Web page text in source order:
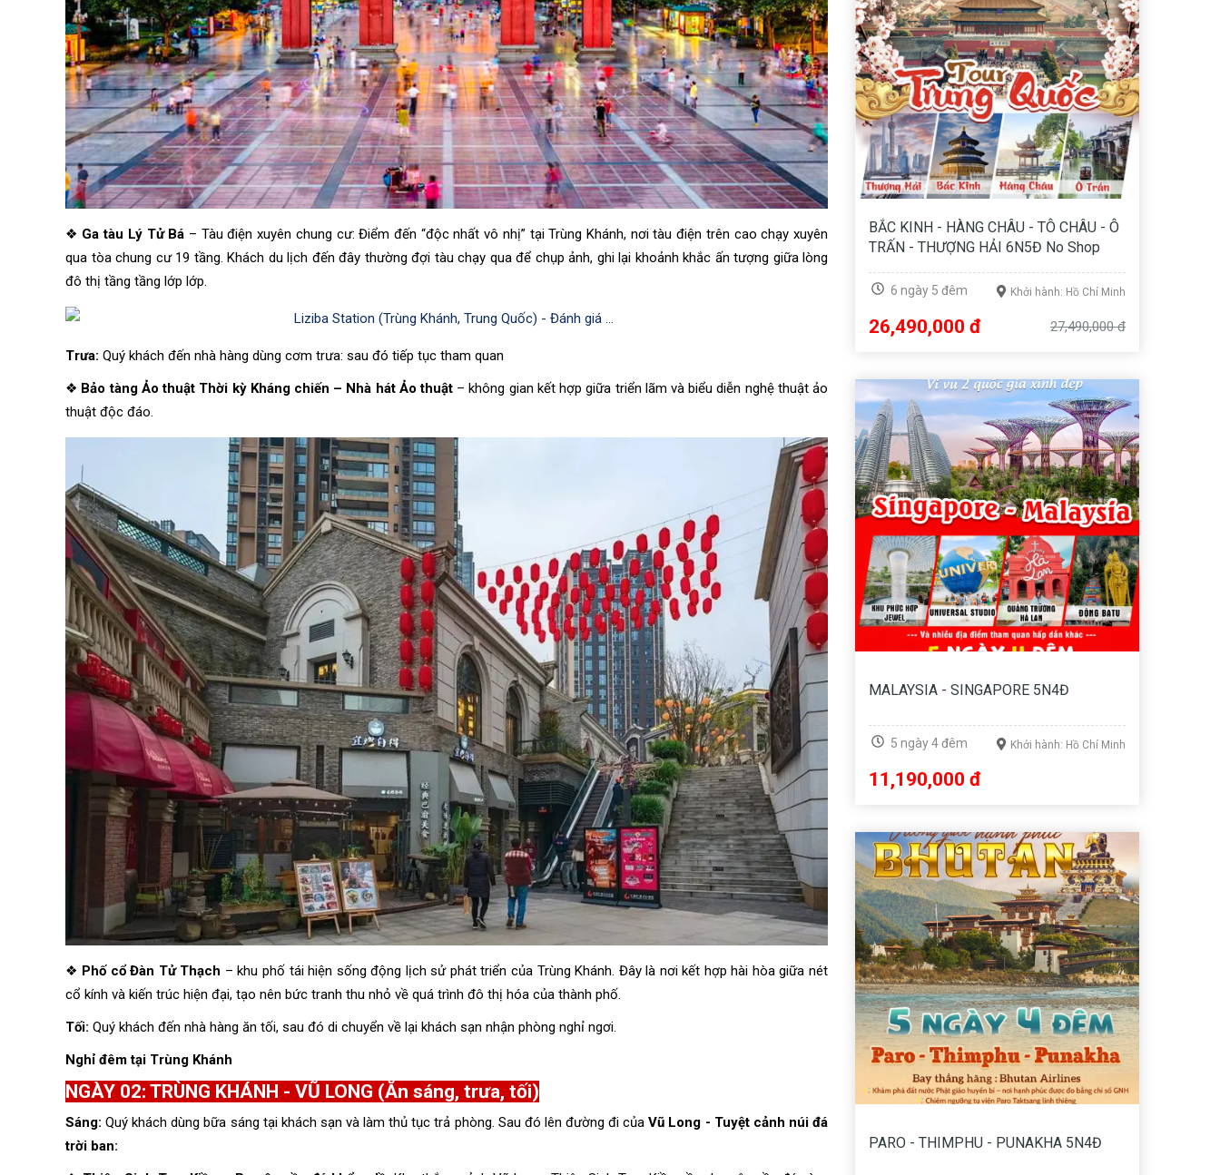
❖ Ga tàu Lý Tử Bá – Tàu điện xuyên chung cư: Điểm đến “độc nhất vô nhị” tại Trùng Khánh, nơi tàu điện trên cao chạy xuyên
qua tòa chung cư 19 tầng. Khách du lịch đến đây thường đợi tàu chạy qua để chụp ảnh, ghi lại khoảnh khắc ấn tượng giữa lòng
đô thị tầng tầng lớp lớp.
Trưa: Quý khách đến nhà hàng dùng cơm trưa: sau đó tiếp tục tham quan
❖ Bảo tàng Ảo thuật Thời kỳ Kháng chiến – Nhà hát Ảo thuật – không gian kết hợp giữa triển lãm và biểu diễn nghệ thuật ảo
thuật độc đáo.
❖ Phố cổ Đàn Tử Thạch – khu phố tái hiện sống động lịch sử phát triển của Trùng Khánh. Đây là nơi kết hợp hài hòa giữa nét
cổ kính và kiến trúc hiện đại, tạo nên bức tranh thu nhỏ về quá trình đô thị hóa của thành phố.
Tối: Quý khách đến nhà hàng ăn tối, sau đó di chuyển về lại khách sạn nhận phòng nghỉ ngơi.
Nghỉ đêm tại Trùng Khánh
NGÀY 02: TRÙNG KHÁNH - VŨ LONG (Ăn sáng, trưa, tối)
Sáng: Quý khách dùng bữa sáng tại khách sạn và làm thủ tục trả phòng. Sau đó lên đường đi củaVũ Long - Tuyệt cảnh núi đá
trời ban:
BẮC KINH - HÀNG CHÂU - TÔ CHÂU - Ô
TRẤN - THƯỢNG HẢI 6N5Đ No Shop
6 ngày 5 đêm Khởi hành: Hồ Chí Minh
26,490,000 đ 27,490,000 đ
MALAYSIA - SINGAPORE 5N4Đ
5 ngày 4 đêm Khởi hành: Hồ Chí Minh
11,190,000 đ
PARO - THIMPHU - PUNAKHA 5N4Đ